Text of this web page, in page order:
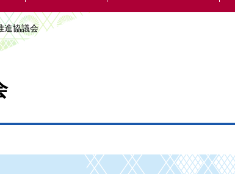
進協議会